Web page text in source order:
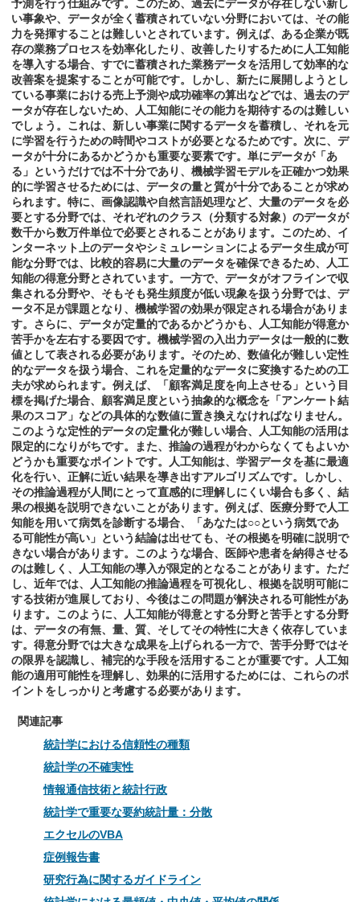
予測を行う仕組みです。このため、過去にデータが存在しない新し
い事象や、データが全く蓄積されていない分野においては、その能
力を発揮することは難しいとされています。例えば、ある企業が既
存の業務プロセスを効率化したり、改善したりするために人工知能
を導入する場合、すでに蓄積された業務データを活用して効率的な
改善案を提案することが可能です。しかし、新たに展開しようとし
ている事業における売上予測や成功確率の算出などでは、過去のデ
ータが存在しないため、人工知能にその能力を期待するのは難しい
でしょう。これは、新しい事業に関するデータを蓄積し、それを元
に学習を行うための時間やコストが必要となるためです。次に、デ
ータが十分にあるかどうかも重要な要素です。単にデータが「あ
る」というだけでは不十分であり、機械学習モデルを正確かつ効果
的に学習させるためには、データの量と質が十分であることが求め
られます。特に、画像認識や自然言語処理など、大量のデータを必
要とする分野では、それぞれのクラス（分類する対象）のデータが
数千から数万件単位で必要とされることがあります。このため、イ
ンターネット上のデータやシミュレーションによるデータ生成が可
能な分野では、比較的容易に大量のデータを確保できるため、人工
知能の得意分野とされています。一方で、データがオフラインで収
集される分野や、そもそも発生頻度が低い現象を扱う分野では、デ
ータ不足が課題となり、機械学習の効果が限定される場合がありま
す。さらに、データが定量的であるかどうかも、人工知能が得意か
苦手かを左右する要因です。機械学習の入出力データは一般的に数
値として表される必要があります。そのため、数値化が難しい定性
的なデータを扱う場合、これを定量的なデータに変換するための工
夫が求められます。例えば、「顧客満足度を向上させる」という目
標を掲げた場合、顧客満足度という抽象的な概念を「アンケート結
果のスコア」などの具体的な数値に置き換えなければなりません。
このような定性的データの定量化が難しい場合、人工知能の活用は
限定的になりがちです。また、推論の過程がわからなくてもよいか
どうかも重要なポイントです。人工知能は、学習データを基に最適
化を行い、正解に近い結果を導き出すアルゴリズムです。しかし、
その推論過程が人間にとって直感的に理解しにくい場合も多く、結
果の根拠を説明できないことがあります。例えば、医療分野で人工
知能を用いて病気を診断する場合、「あなたは○○という病気であ
る可能性が高い」という結論は出せても、その根拠を明確に説明で
きない場合があります。このような場合、医師や患者を納得させる
のは難しく、人工知能の導入が限定的となることがあります。ただ
し、近年では、人工知能の推論過程を可視化し、根拠を説明可能に
する技術が進展しており、今後はこの問題が解決される可能性があ
ります。このように、人工知能が得意とする分野と苦手とする分野
は、データの有無、量、質、そしてその特性に大きく依存していま
す。得意分野では大きな成果を上げられる一方で、苦手分野ではそ
の限界を認識し、補完的な手段を活用することが重要です。人工知
能の適用可能性を理解し、効果的に活用するためには、これらのポ
イントをしっかりと考慮する必要があります。
関連記事
統計学における信頼性の種類
統計学の不確実性
情報通信技術と統計行政
統計学で重要な要約統計量：分散
エクセルのVBA
症例報告書
研究行為に関するガイドライン